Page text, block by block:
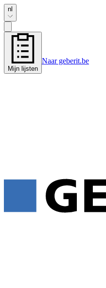
nl
Mijn lijsten
Naar geberit.be